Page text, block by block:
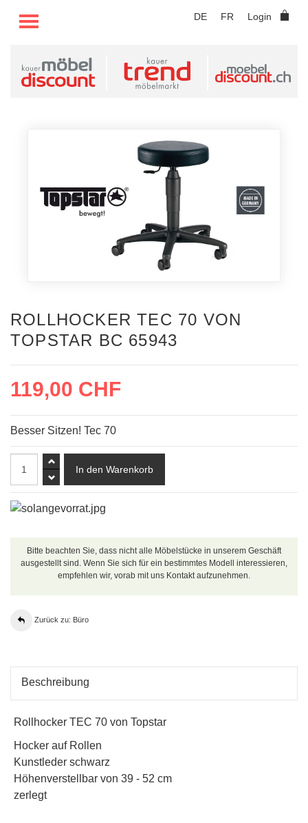
DE FR Login
TOGGLE MENU
ROLLHOCKER TEC 70 VON
TOPSTAR BC 65943
119,00 CHF
Besser Sitzen! Tec 70
Bitte beachten Sie, dass nicht alle Möbelstücke in unserem Geschäft
ausgestellt sind. Wenn Sie sich für ein bestimmtes Modell interessieren,
empfehlen wir, vorab mit uns Kontakt aufzunehmen.
Zurück zu: Büro
Beschreibung
Rollhocker TEC 70 von Topstar
Hocker auf Rollen
Kunstleder schwarz
Höhenverstellbar von 39 - 52 cm
zerlegt